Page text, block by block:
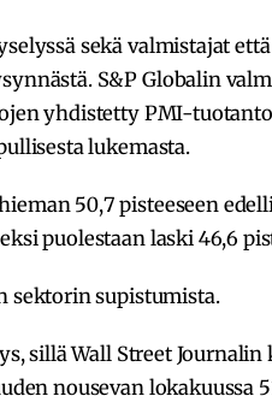
sekä valmistajat
S&P Globalin
yhdistetty PMI-
lukemasta.
50,7 pisteeseen
puolestaan laski 46,6
sektorin supistumista.
sillä Wall Street Journalin
nousevan lokakuussa